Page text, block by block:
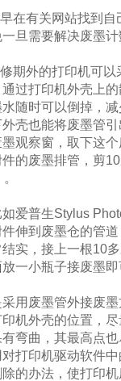
有关网站找到自
旦需要解决废墨
外的打印机可以
过打印机外壳上
随时可以倒掉，
壳也能将废墨管
观察窗，取下这
的废墨排管，剪
普生Stylus Photo
伸到废墨仓的管
实，接上一根10
一小瓶子接废墨
废墨管外接废墨
机外壳的位置，
弯曲，其最高点
打印机驱动软件
的办法，使打印